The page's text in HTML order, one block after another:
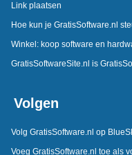
Link plaatsen
Hoe kun je GratisSoftware.nl
Winkel: koop software en
GratisSoftwareSite.nl is
Volgen
Volg GratisSoftware.nl op
Voeg GratisSoftware.nl toe als